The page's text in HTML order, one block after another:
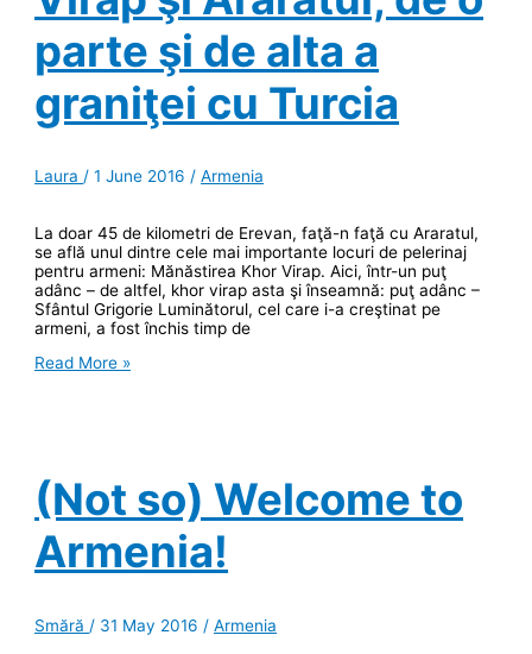
parte şi de alta a
graniţei cu Turcia
Laura /1 June 2016 /Armenia
La doar 45 de kilometri de Erevan, faţă-n faţă cu Araratul,
se află unul dintre cele mai importante locuri de pelerinaj
pentru armeni: Mănăstirea Khor Virap. Aici, într-un puţ
adânc – de altfel, khor virap asta şi înseamnă: puţ adânc –
Sfântul Grigorie Luminătorul, cel care i-a creştinat pe
armeni, a fost închis timp de
Mănăstirea
o
parte
şi
de
alta
a
Turcia
Read More »
(Not so) Welcome to
Armenia!
Smără / 31 May 2016 /Armenia